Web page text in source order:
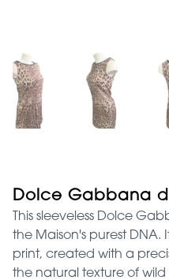
Dolce Gabbana
This sleeveless Dolce
the Maison's purest
print, created with a
the natural texture of